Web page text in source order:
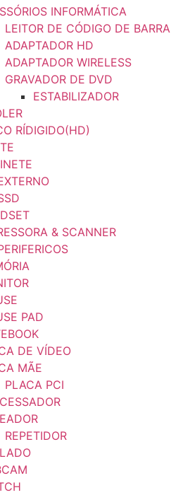
INFORMÁTICA
LEITOR DE CÓDIGO DE BARRA
ADAPTADOR HD
ADAPTADOR WIRELESS
GRAVADOR DE DVD
ESTABILIZADOR
RÍDIGIDO(HD)
& SCANNER
PAD
DE VÍDEO
MÃE
PLACA PCI
REPETIDOR